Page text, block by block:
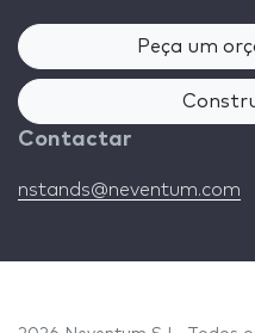
Peça um
Contactar
nstands@neventum.com